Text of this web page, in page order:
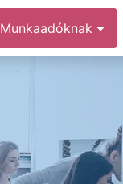
Munkaadóknak